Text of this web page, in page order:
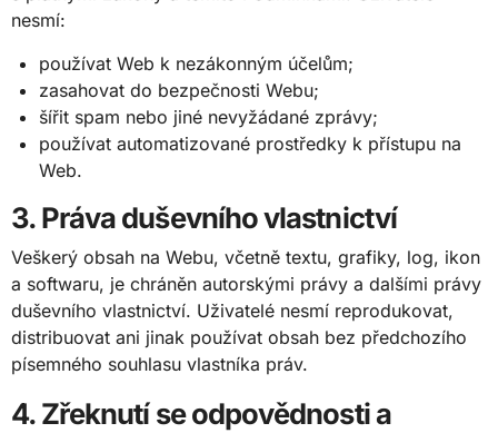
nesmí:
používat Web k nezákonným účelům;
zasahovat do bezpečnosti Webu;
šířit spam nebo jiné nevyžádané zprávy;
používat automatizované prostředky k přístupu na
Web.
3. Práva duševního vlastnictví
Veškerý obsah na Webu, včetně textu, grafiky, log, ikon
a softwaru, je chráněn autorskými právy a dalšími právy
duševního vlastnictví. Uživatelé nesmí reprodukovat,
distribuovat ani jinak používat obsah bez předchozího
písemného souhlasu vlastníka práv.
4. Zřeknutí se odpovědnosti a